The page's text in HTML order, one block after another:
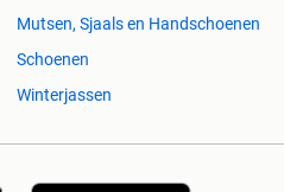
Mutsen, Sjaals en Handschoenen
Schoenen
Winterjassen